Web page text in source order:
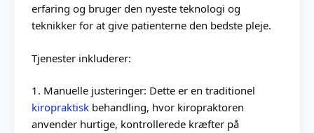
erfaring og bruger den nyeste teknologi og
teknikker for at give patienterne den bedste pleje.
Tjenester inkluderer:
1. Manuelle justeringer: Dette er en traditionel
kiropraktisk behandling, hvor kiropraktoren
anvender hurtige, kontrollerede kræfter på